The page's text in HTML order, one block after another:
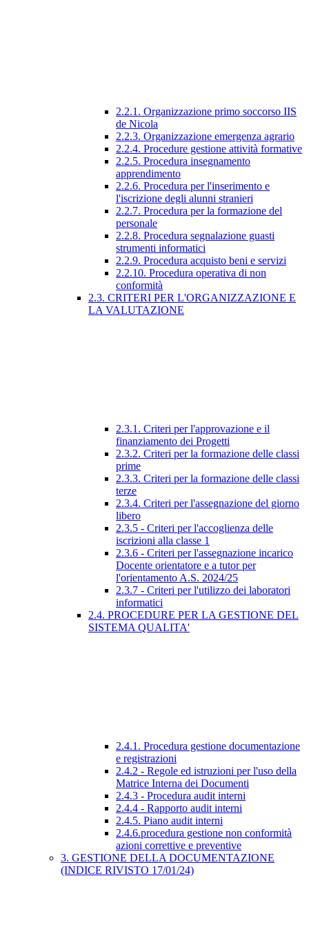
2.2.1. Organizzazione primo soccorso IIS
de Nicola
2.2.3. Organizzazione emergenza agrario
2.2.4. Procedure gestione attività formative
2.2.5. Procedura insegnamento
apprendimento
2.2.6. Procedura per l'inserimento e
l'iscrizione degli alunni stranieri
2.2.7. Procedura per la formazione del
personale
2.2.8. Procedura segnalazione guasti
strumenti informatici
2.2.9. Procedura acquisto beni e servizi
2.2.10. Procedura operativa di non
conformità
2.3. CRITERI PER L'ORGANIZZAZIONE E
LA VALUTAZIONE
2.3.1. Criteri per l'approvazione e il
finanziamento dei Progetti
2.3.2. Criteri per la formazione delle classi
prime
2.3.3. Criteri per la formazione delle classi
terze
2.3.4. Criteri per l'assegnazione del giorno
libero
2.3.5 - Criteri per l'accoglienza delle
iscrizioni alla classe 1
2.3.6 - Criteri per l'assegnazione incarico
Docente orientatore e a tutor per
l'orientamento A.S. 2024/25
2.3.7 - Criteri per l'utilizzo dei laboratori
informatici
2.4. PROCEDURE PER LA GESTIONE DEL
SISTEMA QUALITA'
2.4.1. Procedura gestione documentazione
e registrazioni
2.4.2 - Regole ed istruzioni per l'uso della
Matrice Interna dei Documenti
2.4.3 - Procedura audit interni
2.4.4 - Rapporto audit interni
2.4.5. Piano audit interni
2.4.6.procedura gestione non conformità
azioni correttive e preventive
3. GESTIONE DELLA DOCUMENTAZIONE
(INDICE RIVISTO 17/01/24)